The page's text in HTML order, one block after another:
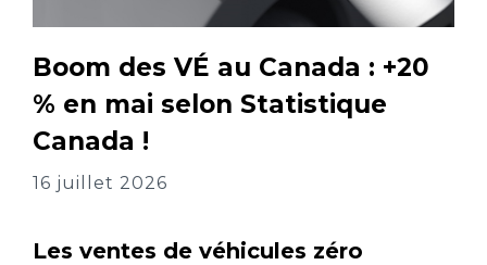
Boom des VÉ au Canada : +20
% en mai selon Statistique
Canada !
16 juillet 2026
Les ventes de véhicules zéro